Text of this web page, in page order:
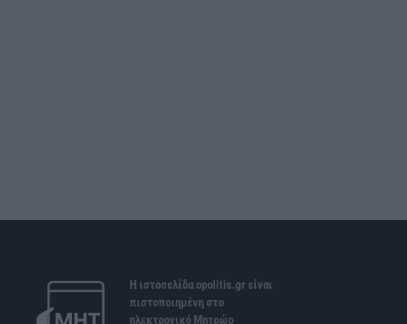
Η ιστοσελίδα opolitis.gr είναι
πιστοποιημένη στο
ηλεκτρονικό Μητρώο